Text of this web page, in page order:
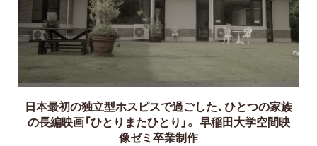
日本最初の独立型ホスピスで過ごした、ひとつの家族
の長編映画「ひとりまたひとり」。 早稲田大学空間映
像ゼミ卒業制作